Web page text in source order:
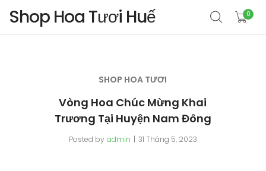
Shop Hoa Tươi Huế 0
SHOP HOA TƯƠI
Vòng Hoa Chúc Mừng Khai
Trương Tại Huyện Nam Đông
Posted by admin 31 Tháng 5, 2023